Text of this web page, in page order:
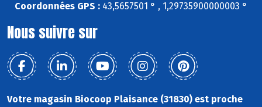
Coordonnées GPS : 43,5657501 ° , 1,29735900000003 °
Nous suivre sur
Votre magasin Biocoop Plaisance (31830) est proche